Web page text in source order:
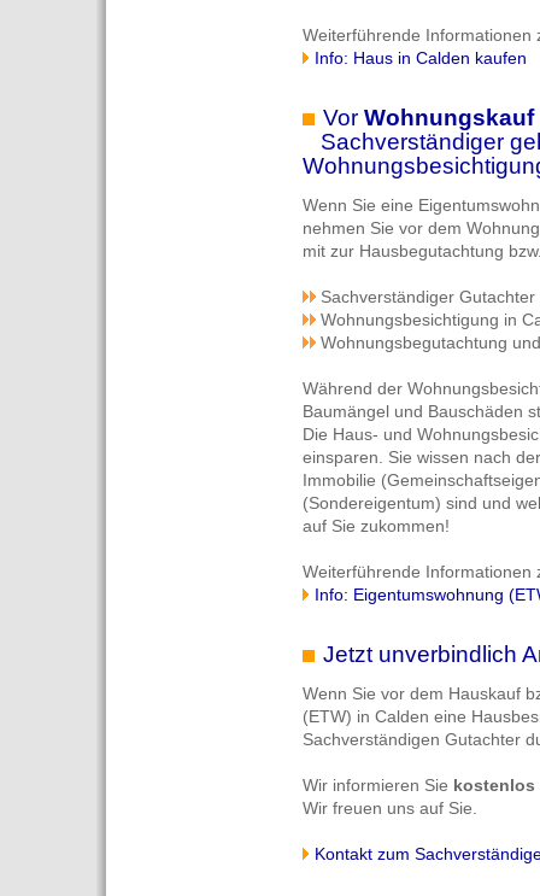
Weiterführende Informationen
Info: Haus in Calden kaufen
Vor Wohnungskauf
Sachverständiger
Wenn Sie eine
nehmen Sie vor dem
mit zur Hausbegutachtung
Sachverständiger Gutachter
Wohnungsbesichtigung in
Wohnungsbegutachtung
Während der
Baumängel und Bauschäden
Die Haus- und
einsparen. Sie wissen nach
Immobilie
(Sondereigentum) sind und
auf Sie zukommen!
Weiterführende Informationen
Info: Eigentumswohnung
Jetzt unverbindlich
Wenn Sie vor dem Hauskauf
(ETW) in Calden eine
Sachverständigen Gutachter
Wir informieren Sie kostenlos
Wir freuen uns auf Sie.
Kontakt zum